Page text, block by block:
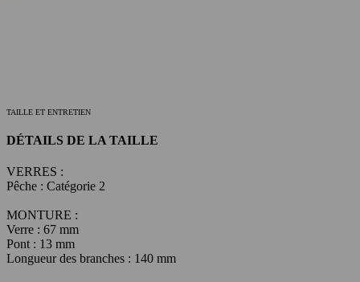
TAILLE ET ENTRETIEN
DÉTAILS DE LA TAILLE
VERRES :
Pêche : Catégorie 2
MONTURE :
Verre : 67 mm
Pont : 13 mm
Longueur des branches : 140 mm